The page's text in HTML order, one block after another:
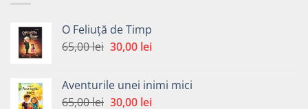
O Feliuță de Timp
65,00lei Prețul
fost:
65,00 lei.
30,00 leiPrețul
30,00 lei.
Aventurile unei inimi mici
65,00lei Prețul
30,00 leiPrețul